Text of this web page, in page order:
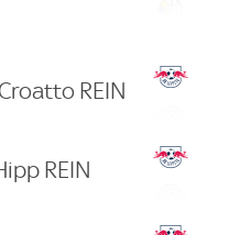
REIN
REIN